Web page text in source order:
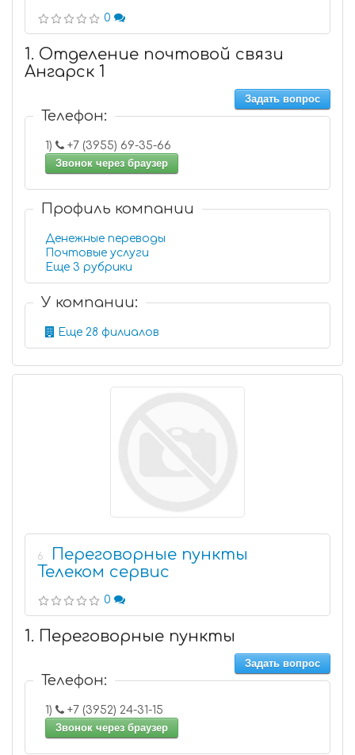
0
1. Отделение почтовой связи
Ангарск 1
Задать вопрос
Телефон:
1)
+7 (3955) 69-35-66
Звонок через браузер
Профиль компании
Денежные переводы
Почтовые услуги
Еще 3 рубрики
У компании:
Еще 28 филиалов
6
Переговорные пункты
Телеком сервис
0
1. Переговорные пункты
Задать вопрос
Телефон:
1)
+7 (3952) 24-31-15
Звонок через браузер